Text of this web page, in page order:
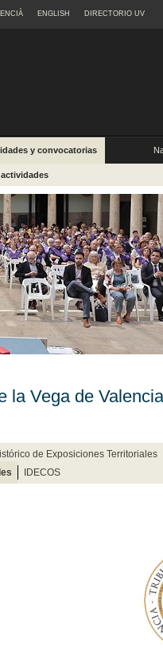
ENGLISH DIRECTORIO UV
y convocatorias
la Vega de
de Exposiciones Territoriales
IDECOS